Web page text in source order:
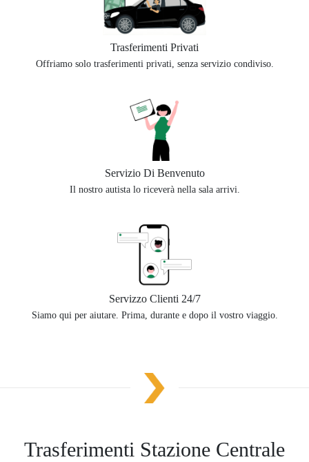
Trasferimenti Privati
Offriamo solo trasferimenti privati, senza servizio condiviso.
Servizio Di Benvenuto
Il nostro autista lo riceverà nella sala arrivi.
Servizzo Clienti 24/7
Siamo qui per aiutare. Prima, durante e dopo il vostro viaggio.
Trasferimenti Stazione Centrale